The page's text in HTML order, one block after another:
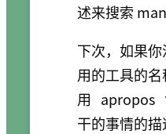
述来搜索
下次，如果
用的工具的
用 apropos
干的事情的描